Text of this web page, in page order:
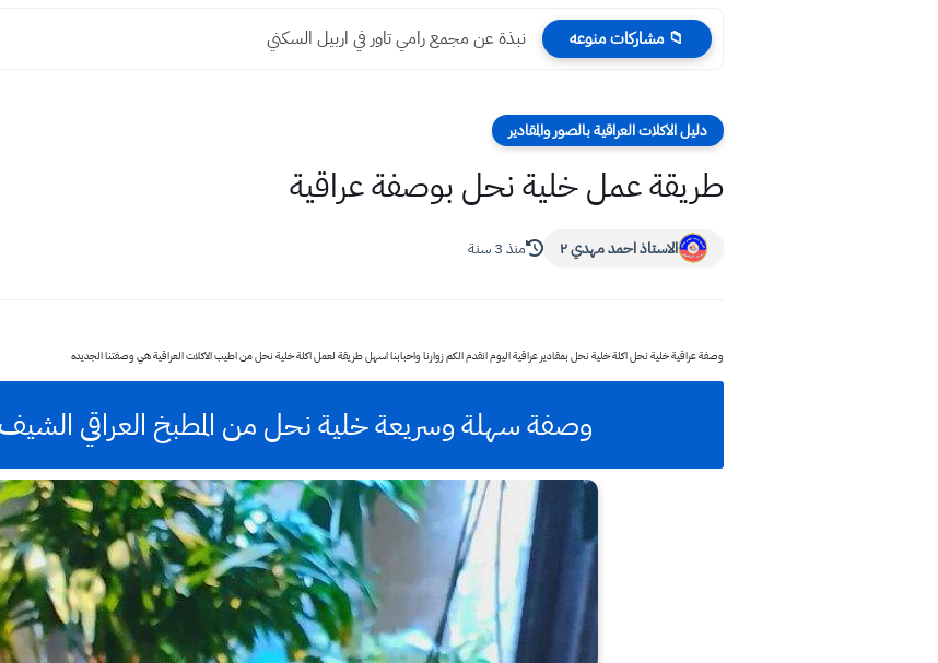
📁 مشاركات منوعه نبذة عن مجمع رامي تاور في اربيل السكني
دليل الاكلات العراقية بالصور والمقادير
طريقة عمل خلية نحل بوصفة عراقية
الاستاذ احمد مهدي ٢ منذ 3 سنة
وصفة عراقية خلية نحل اكلة خلية نحل بمقادير عراقيةاليوم انقدم الكم زوارنا واحبابنا اسهل طريقة لعمل اكلة خلية نحل من اطيب الاكلات العراقية هي وصفتنا الجديده
وصفة سهلة وسريعة خلية نحل من المطبخ العراقي